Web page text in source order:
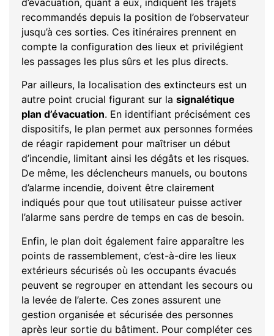
recommandés depuis la position de l’observateur
jusqu’à ces sorties. Ces itinéraires prennent en
compte la configuration des lieux et privilégient
les passages les plus sûrs et les plus directs.
Par ailleurs, la localisation des extincteurs est un
autre point crucial figurant sur la signalétique
plan d’évacuation. En identifiant précisément ces
dispositifs, le plan permet aux personnes formées
de réagir rapidement pour maîtriser un début
d’incendie, limitant ainsi les dégâts et les risques.
De même, les déclencheurs manuels, ou boutons
d’alarme incendie, doivent être clairement
indiqués pour que tout utilisateur puisse activer
l’alarme sans perdre de temps en cas de besoin.
Enfin, le plan doit également faire apparaître les
points de rassemblement, c’est-à-dire les lieux
extérieurs sécurisés où les occupants évacués
peuvent se regrouper en attendant les secours ou
la levée de l’alerte. Ces zones assurent une
gestion organisée et sécurisée des personnes
après leur sortie du bâtiment. Pour compléter ces